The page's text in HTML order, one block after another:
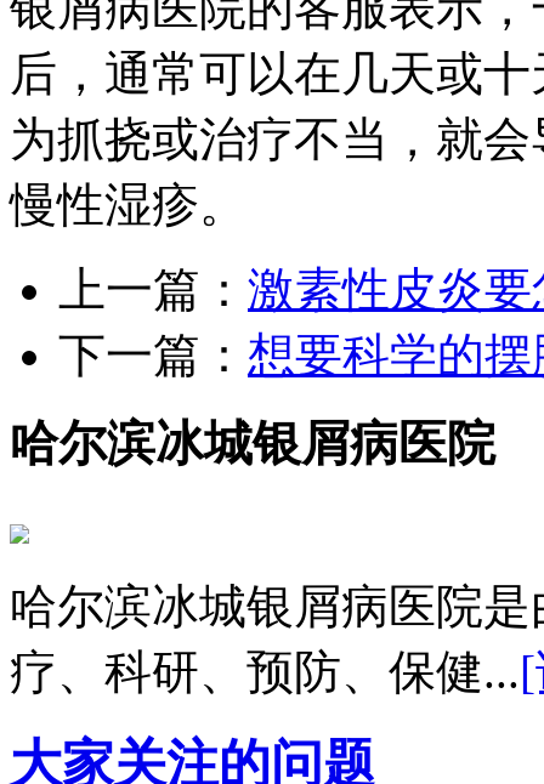
后，通常可以在几天或
为抓挠或治疗不当，就
慢性湿疹。
上一篇： 激素性皮炎
下一篇： 想要科学的
哈尔滨冰城银屑病医院
哈尔滨冰城银屑病医院
疗、科研、预防、保健...
大家关注的问题